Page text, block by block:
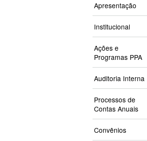
Apresentação
Institucional
Ações e
Programas PPA
Auditoria Interna
Processos de
Contas Anuais
Convênios